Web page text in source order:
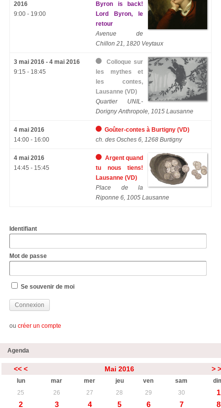
2016
9:00 - 19:00
Byron is back!
Lord Byron, le
retour
Avenue de
Chillon 21, 1820 Veytaux
3 mai 2016 - 4 mai 2016
9:15 - 18:45
Colloque sur
les mythes et
les contes,
Lausanne (VD)
Quartier UNIL-
Dorigny Anthropole, 1015 Lausanne
4 mai 2016
14:00 - 16:00
Goûter-contes à Burtigny (VD)
ch. des Osches 6, 1268 Burtigny
4 mai 2016
14:45 - 15:45
Argent quand
tu nous tiens!
Lausanne (VD)
Place de la
Riponne 6, 1005 Lausanne
Identifiant
Mot de passe
Se souvenir de moi
ou créer un compte
Agenda
<< < Mai 2016 >
lun mar mer jeu ven sam
25
26 27 28 29 30
1
2
3 4 5 6 7 8